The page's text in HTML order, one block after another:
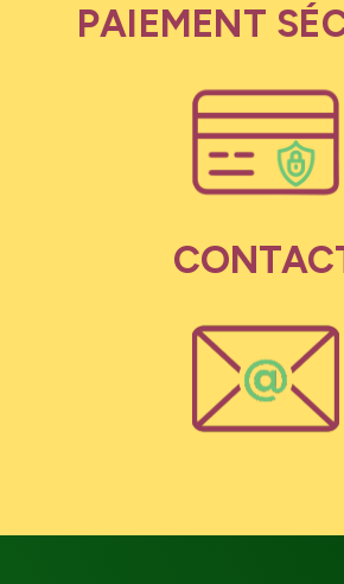
PAIEMENT